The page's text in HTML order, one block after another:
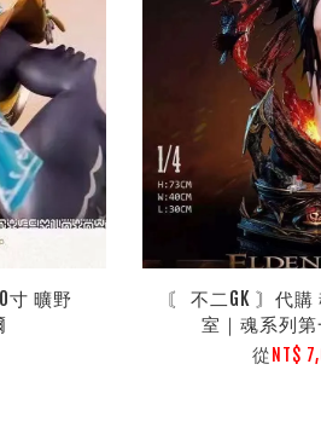
寸 曠野
〘 不二GK 〙代
室｜魂系列
從 NT$